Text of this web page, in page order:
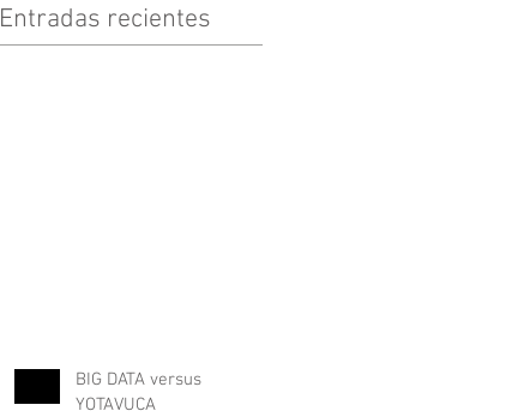
Entradas recientes
BIG DATA versus
YOTAVUCA